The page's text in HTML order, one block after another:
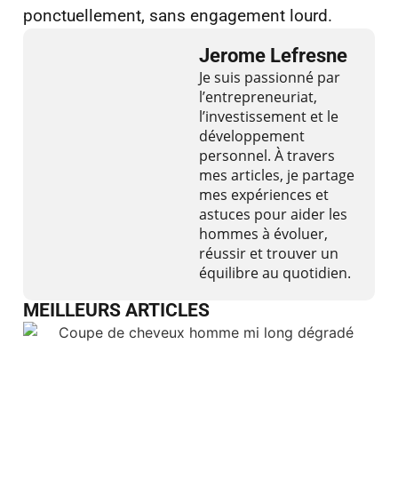
ponctuellement, sans engagement lourd.
Jerome Lefresne
Je suis passionné par
l’entrepreneuriat,
l’investissement et le
développement
personnel. À travers
mes articles, je partage
mes expériences et
astuces pour aider les
hommes à évoluer,
réussir et trouver un
équilibre au quotidien.
MEILLEURS ARTICLES